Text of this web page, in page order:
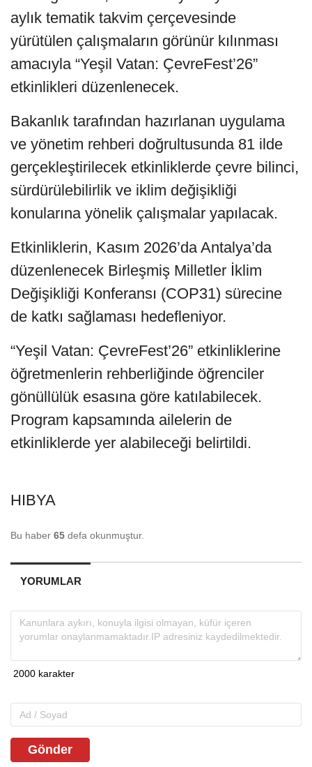
aylık tematik takvim çerçevesinde
yürütülen çalışmaların görünür kılınması
amacıyla “Yeşil Vatan: ÇevreFest’26”
etkinlikleri düzenlenecek.
Bakanlık tarafından hazırlanan uygulama
ve yönetim rehberi doğrultusunda 81 ilde
gerçekleştirilecek etkinliklerde çevre bilinci,
sürdürülebilirlik ve iklim değişikliği
konularına yönelik çalışmalar yapılacak.
Etkinliklerin, Kasım 2026’da Antalya’da
düzenlenecek Birleşmiş Milletler İklim
Değişikliği Konferansı (COP31) sürecine
de katkı sağlaması hedefleniyor.
“Yeşil Vatan: ÇevreFest’26” etkinliklerine
öğretmenlerin rehberliğinde öğrenciler
gönüllülük esasına göre katılabilecek.
Program kapsamında ailelerin de
etkinliklerde yer alabileceği belirtildi.
HIBYA
Bu haber 65 defa okunmuştur.
YORUMLAR
Gönder